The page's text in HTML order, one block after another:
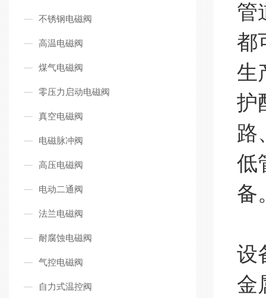
不锈钢电磁阀
高温电磁阀
煤气电磁阀
零压力启动电磁阀
真空电磁阀
电磁脉冲阀
高压电磁阀
电动二通阀
法兰电磁阀
耐腐蚀电磁阀
气控电磁阀
自力式温控阀
管
都
生
护
路
低
备
设
金